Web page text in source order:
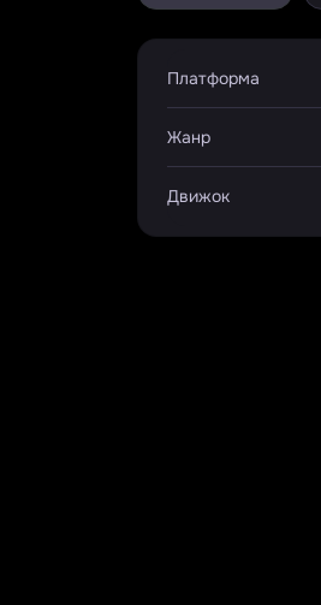
Платформа
Жанр
Движок